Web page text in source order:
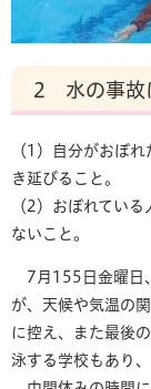
2 水の事故
（1）自分がおぼ
き延びること。
（2）おぼれてい
ないこと。
7月155日金曜日
が、天候や気温の
に控え、また最後
泳する学校もあり